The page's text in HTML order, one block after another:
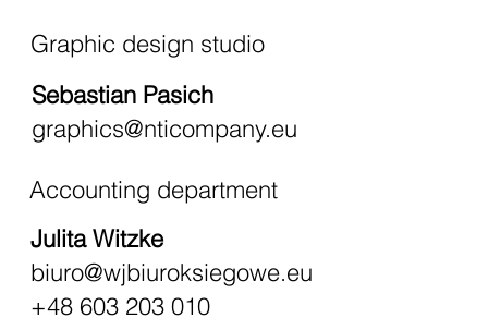
Graphic design studio
Sebastian Pasich
graphics@nticompany.eu
Accounting department
Julita Witzke
biuro@wjbiuroksiegowe.eu
+48 603 203 010